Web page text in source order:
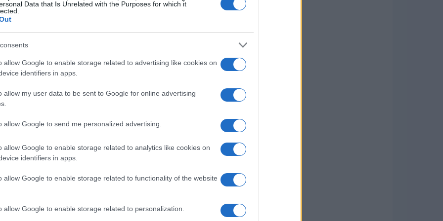
Data that Is Unrelated with the Purposes for which it
allow Google to enable storage related to advertising like cookies on
identifiers in apps.
allow my user data to be sent to Google for online advertising
allow Google to send me personalized advertising.
allow Google to enable storage related to analytics like cookies on
identifiers in apps.
allow Google to enable storage related to functionality of the website
allow Google to enable storage related to personalization.
nel mondo dei chip
STMicroelectronics di aumentare la propria
risollevare le sorti di un settore che
difficile. L’acquisizione dovrebbe
gli esperti, potrebbe rappresentare uno
spera così di generare nuovi
segmento dei sistemi micro-elettromeccanici.